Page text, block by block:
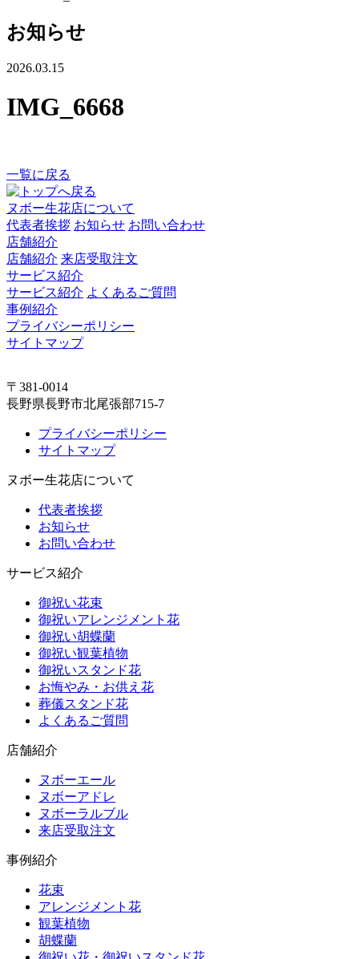
お知らせ
2026.03.15
IMG_6668
一覧に戻る
ヌボー生花店について
代表者挨拶 お知らせ お問い合わせ
店舗紹介
店舗紹介 来店受取注文
サービス紹介
サービス紹介 よくあるご質問
事例紹介
プライバシーポリシー
サイトマップ
〒381-0014
長野県長野市北尾張部715-7
プライバシーポリシー
サイトマップ
ヌボー生花店について
代表者挨拶
お知らせ
お問い合わせ
サービス紹介
御祝い花束
御祝いアレンジメント花
御祝い胡蝶蘭
御祝い観葉植物
御祝いスタンド花
お悔やみ・お供え花
葬儀スタンド花
よくあるご質問
店舗紹介
ヌボーエール
ヌボーアドレ
ヌボーラルブル
来店受取注文
事例紹介
花束
アレンジメント花
観葉植物
胡蝶蘭